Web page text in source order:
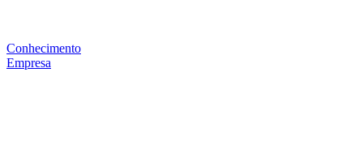
Conhecimento
Empresa